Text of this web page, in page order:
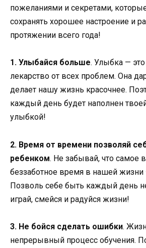
пожеланиями и секретами,
сохранять хорошее настроение и
протяжении всего года!
1. Улыбайся больше. Улыбка —
лекарство от всех проблем. Она
делает нашу жизнь красочнее.
каждый день будет наполнен
улыбкой!
2. Время от времени позволяй
ребенком. Не забывай, что самое
беззаботное время в нашей жизни
Позволь себе быть каждый день
играй, смейся и радуйся жизни!
3. Не бойся сделать ошибки.
непрерывный процесс обучения.